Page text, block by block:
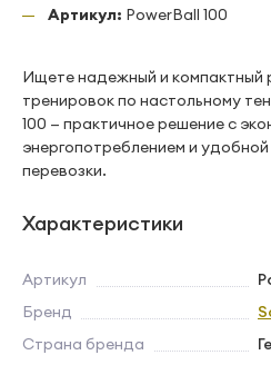
Артикул: PowerBall 100
Ищете надежный и компактный
тренировок по настольному
100 — практичное решение с
энергопотреблением и
перевозки.
Характеристики
Артикул
Бренд
Страна бренда